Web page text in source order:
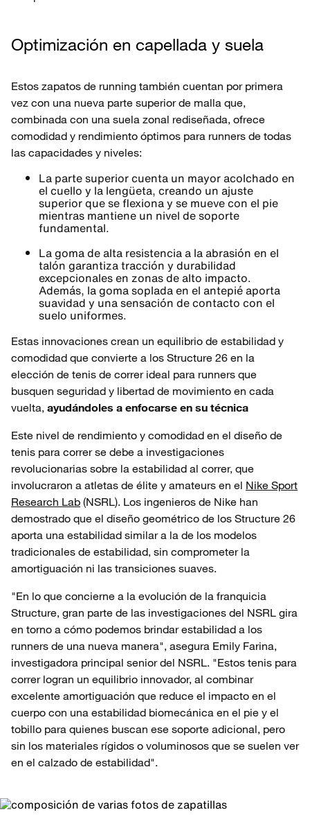
Optimización en capellada y suela
Estos zapatos de running también cuentan por primera
vez con una nueva parte superior de malla que,
combinada con una suela zonal rediseñada, ofrece
comodidad y rendimiento óptimos para runners de todas
las capacidades y niveles:
La parte superior cuenta un mayor acolchado en
el cuello y la lengüeta, creando un ajuste
superior que se flexiona y se mueve con el pie
mientras mantiene un nivel de soporte
fundamental.
La goma de alta resistencia a la abrasión en el
talón garantiza tracción y durabilidad
excepcionales en zonas de alto impacto.
Además, la goma soplada en el antepié aporta
suavidad y una sensación de contacto con el
suelo uniformes.
Estas innovaciones crean un equilibrio de estabilidad y
comodidad que convierte a los Structure 26 en la
elección de tenis de correr ideal para runners que
busquen seguridad y libertad de movimiento en cada
vuelta, ayudándoles a enfocarse en su técnica
Este nivel de rendimiento y comodidad en el diseño de
tenis para correr se debe a investigaciones
revolucionarias sobre la estabilidad al correr, que
involucraron a atletas de élite y amateurs en el Nike Sport
Research Lab (NSRL). Los ingenieros de Nike han
demostrado que el diseño geométrico de los Structure 26
aporta una estabilidad similar a la de los modelos
tradicionales de estabilidad, sin comprometer la
amortiguación ni las transiciones suaves.
"En lo que concierne a la evolución de la franquicia
Structure, gran parte de las investigaciones del NSRL gira
en torno a cómo podemos brindar estabilidad a los
runners de una nueva manera", asegura Emily Farina,
investigadora principal senior del NSRL. "Estos tenis para
correr logran un equilibrio innovador, al combinar
excelente amortiguación que reduce el impacto en el
cuerpo con una estabilidad biomecánica en el pie y el
tobillo para quienes buscan ese soporte adicional, pero
sin los materiales rígidos o voluminosos que se suelen ver
en el calzado de estabilidad".